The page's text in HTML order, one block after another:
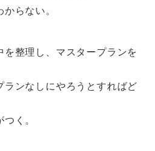
らない。
整理し、マスタープランを
ランなしにやろうとすればど
く。